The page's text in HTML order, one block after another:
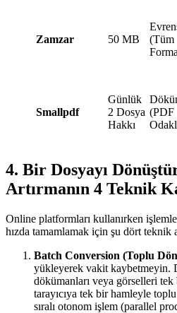
Zamzar 50 MB
(Tüm
Smallpdf
Günlük
2 Dosya
Hakkı
(PDF
4. Bir Dosyayı
Artırmanın 4 Teknik
Online platformları kullanırken
hızda tamamlamak için şu dört teknik
Batch Conversion (Toplu
yükleyerek vakit kaybetmeyin.
dökümanları veya görselleri
tarayıcıya tek bir hamleyle
sıralı otonom işlem (parallel